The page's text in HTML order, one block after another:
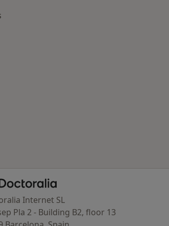
- Página de inicio
Internet SL
Pla 2 - Building B2, floor 13